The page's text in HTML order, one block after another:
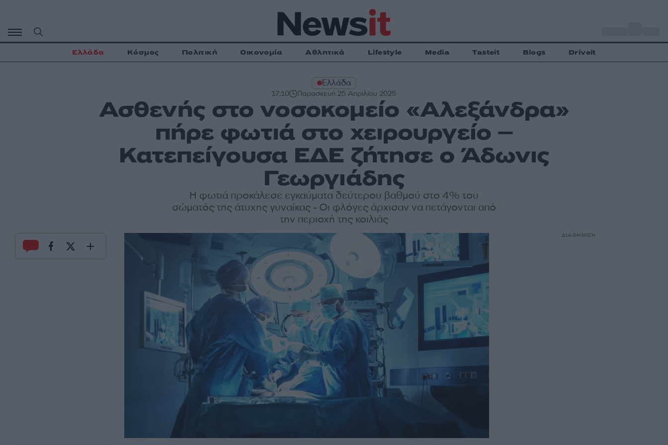
περιεχόμενο
Ελλάδα Κόσμος Πολιτική Οικονομία Αθλητικά Lifestyle Media Tasteit Blogs Driveit
Ελλάδα
17:10 Παρασκευή 25 Απριλίου 2025
Ασθενής στο νοσοκομείο «Αλεξάνδρα»
πήρε φωτιά στο χειρουργείο –
Κατεπείγουσα ΕΔΕ ζήτησε ο Άδωνις
Γεωργιάδης
Η φωτιά προκάλεσε εγκαύματα δεύτερου βαθμού στο 4% του
σώματός της άτυχης γυναίκας - Οι φλόγες άρχισαν να πετάγονται από
την περιοχή της κοιλιάς
ΔΙΑΦΗΜΙΣΗ